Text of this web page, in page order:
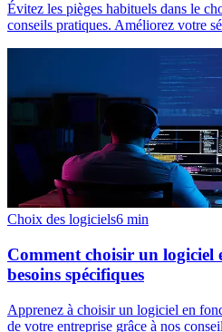
Évitez les pièges habituels dans le
conseils pratiques. Améliorez votre
Choix des logiciels6 min
Comment choisir un logiciel
besoins spécifiques
Apprenez à choisir un logiciel en
de votre entreprise grâce à nos